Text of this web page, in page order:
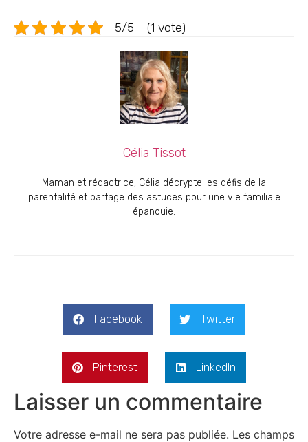
5/5 - (1 vote)
Célia Tissot
Maman et rédactrice, Célia décrypte les défis de la
parentalité et partage des astuces pour une vie familiale
épanouie.
Facebook Twitter
Pinterest LinkedIn
Laisser un commentaire
Votre adresse e-mail ne sera pas publiée. Les champs